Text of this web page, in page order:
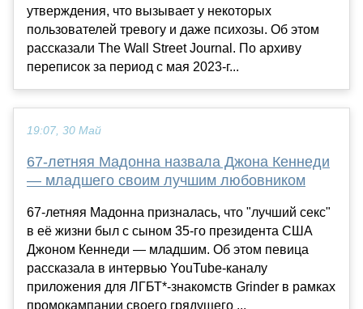
утверждения, что вызывает у некоторых
пользователей тревогу и даже психозы. Об этом
рассказали The Wall Street Journal. По архиву
переписок за период с мая 2023-г...
19:07, 30 Май
67-летняя Мадонна назвала Джона Кеннеди
— младшего своим лучшим любовником
67-летняя Мадонна призналась, что "лучший секс"
в её жизни был с сыном 35-го президента США
Джоном Кеннеди — младшим. Об этом певица
рассказала в интервью YouTube-каналу
приложения для ЛГБТ*-знакомств Grinder в рамках
промокампании своего грядущего ...